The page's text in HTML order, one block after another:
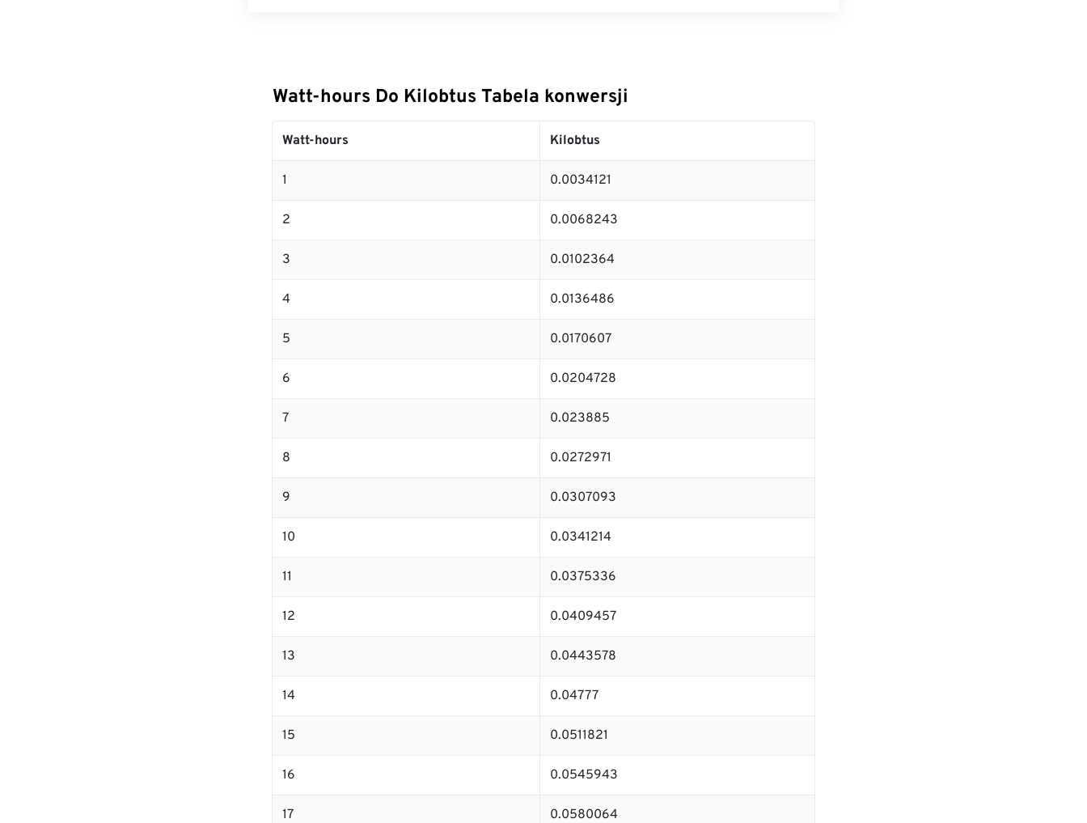
Watt-hours Do Kilobtus Tabela konwersji
Watt-hours Kilobtus
1 0.0034121
2 0.0068243
3 0.0102364
4 0.0136486
5 0.0170607
6 0.0204728
7 0.023885
8 0.0272971
9 0.0307093
10 0.0341214
11 0.0375336
12 0.0409457
13 0.0443578
14 0.04777
15 0.0511821
16 0.0545943
17 0.0580064